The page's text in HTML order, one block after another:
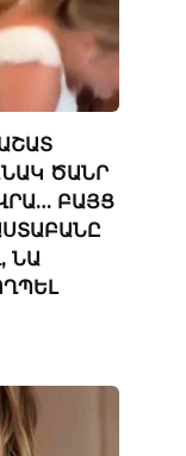
ԾԱՆՐ
ԲԱՅՑ
ՆԱ